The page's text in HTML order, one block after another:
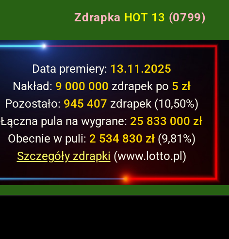
Zdrapka HOT 13 (0799)
Data premiery: 13.11.2025
Nakład: 9 000 000 zdrapek po 5 zł
Pozostało: 945 407 zdrapek (10,50%)
Łączna pula na wygrane: 25 833 000 zł
Obecnie w puli: 2 534 830 zł(9,81%)
Szczegóły zdrapki (www.lotto.pl)